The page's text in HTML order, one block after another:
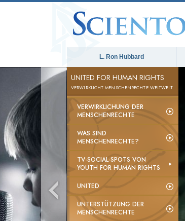
L. Ron Hubbard
UNITED FOR HUMAN RIGHTS
VERWIRKLICHT MENSCHENRECHTE WELTWEIT
VERWIRKLICHUNG DER
MENSCHENRECHTE
WAS SIND
MENSCHENRECHTE?
TV-SOCIAL-SPOTS VON
YOUTH FOR HUMAN RIGHTS
UNITED
UNTERSTÜTZUNG DER
MENSCHENRECHTE